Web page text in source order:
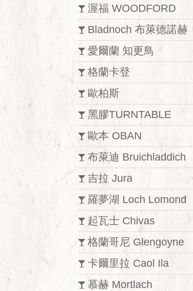
渥福 WOODFORD
Bladnoch 布萊德諾赫
愛爾蘭 知更鳥
格蘭卡登
歐柏斯
黑膠TURNTABLE
歐本 OBAN
布萊迪 Bruichladdich
吉拉 Jura
羅夢湖 Loch Lomond
起瓦士 Chivas
格蘭哥尼 Glengoyne
卡爾里拉 Caol Ila
慕赫 Mortlach